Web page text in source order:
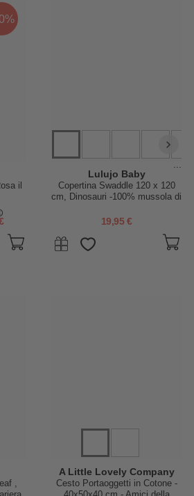
il
Lulujo Baby
Copertina Swaddle 120 x 120
cm, Dinosauri -100% mussola di
19,95 €
,
A Little Lovely Company
Cesto Portaoggetti in Cotone -